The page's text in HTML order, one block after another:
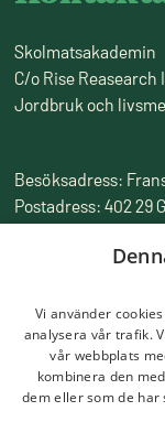
Skolmatsakademin
C/o Rise
Jordbruk och
Besöksadress:
Postadress: 402 29
010-516 50 00
Vi använder
analysera vår trafik.
vår webbplats
kombinera den
dem eller som de